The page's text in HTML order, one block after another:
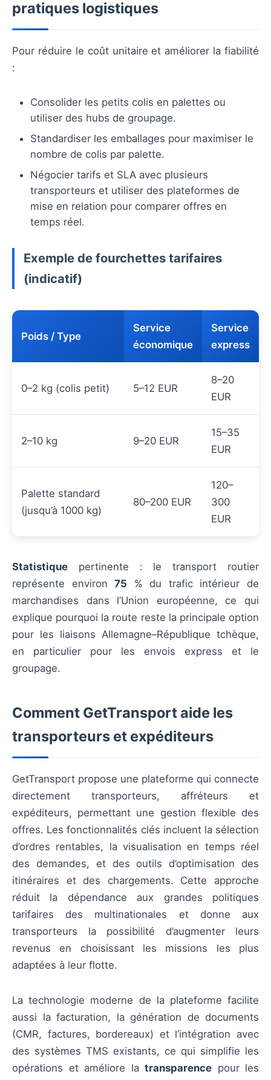
pratiques logistiques
Pour réduire le coût unitaire et améliorer la fiabilité
:
Consolider les petits colis en palettes ou
utiliser des hubs de groupage.
Standardiser les emballages pour maximiser le
nombre de colis par palette.
Négocier tarifs et SLA avec plusieurs
transporteurs et utiliser des plateformes de
mise en relation pour comparer offres en
temps réel.
Exemple de fourchettes tarifaires
(indicatif)
Poids / Type
Service
économique
Service
express
0–2 kg (colis petit) 5–12 EUR
8–20
EUR
2–10 kg 9–20 EUR
15–35
EUR
Palette standard
(jusqu’à 1000 kg)
80–200 EUR
120–
300
EUR
Statistique pertinente : le transport routier
représente environ75 % du trafic intérieur de
marchandises dans l’Union européenne, ce qui
explique pourquoi la route reste la principale option
pour les liaisons Allemagne–République tchèque,
en particulier pour les envois express et le
groupage.
Comment GetTransport aide les
transporteurs et expéditeurs
GetTransport propose une plateforme qui connecte
directement transporteurs, affréteurs et
expéditeurs, permettant une gestion flexible des
offres. Les fonctionnalités clés incluent la sélection
d’ordres rentables, la visualisation en temps réel
des demandes, et des outils d’optimisation des
itinéraires et des chargements. Cette approche
réduit la dépendance aux grandes politiques
tarifaires des multinationales et donne aux
transporteurs la possibilité d’augmenter leurs
revenus en choisissant les missions les plus
adaptées à leur flotte.
La technologie moderne de la plateforme facilite
aussi la facturation, la génération de documents
(CMR, factures, bordereaux) et l’intégration avec
des systèmes TMS existants, ce qui simplifie les
opérations et améliore la transparence pour les